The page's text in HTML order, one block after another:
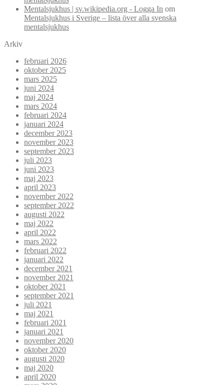
Mentalsjukhus | sv.wikipedia.org - Logga In om
Mentalsjukhus i Sverige – lista över alla svenska
mentalsjukhus
Arkiv
februari 2026
oktober 2025
mars 2025
juni 2024
maj 2024
mars 2024
februari 2024
januari 2024
december 2023
november 2023
september 2023
juli 2023
juni 2023
maj 2023
april 2023
november 2022
september 2022
augusti 2022
maj 2022
april 2022
mars 2022
februari 2022
januari 2022
december 2021
november 2021
oktober 2021
september 2021
juli 2021
maj 2021
februari 2021
januari 2021
november 2020
oktober 2020
augusti 2020
maj 2020
april 2020